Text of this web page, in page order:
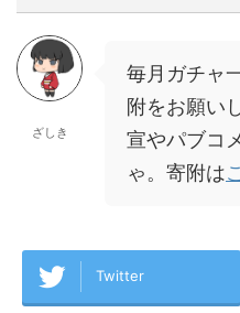
ざしき
毎月ガチャ
附をお願い
宣やパブコ
ゃ。寄附は
Twitter